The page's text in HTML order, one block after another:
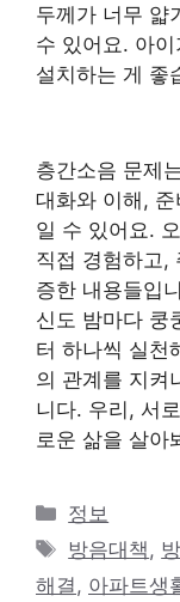
두께가 너무 얇
수 있어요. 아
설치하는 게 좋
층간소음 문제
대화와 이해,
일 수 있어요.
직접 경험하고,
증한 내용들입
신도 밤마다 쿵
터 하나씩 실천
의 관계를 지켜
니다. 우리, 서
로운 삶을 살아
카
테
정보
태
그
방음대책,
해결 , 아파트생